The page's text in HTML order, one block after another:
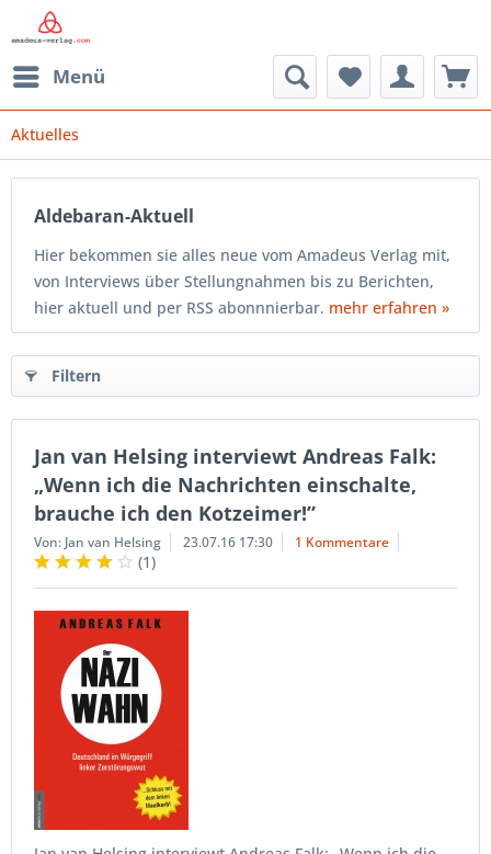
Menü
Aktuelles
Aldebaran-Aktuell
Hier bekommen sie alles neue vom Amadeus Verlag mit,
von Interviews über Stellungnahmen bis zu Berichten,
hier aktuell und per RSS abonnnierbar. mehr erfahren »
Filtern
Jan van Helsing interviewt Andreas Falk:
„Wenn ich die Nachrichten einschalte,
brauche ich den Kotzeimer!”
Von: Jan van Helsing 23.07.16 17:30 1 Kommentare
(1)